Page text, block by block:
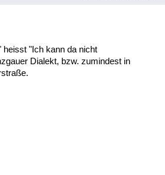
heisst "Ich kann da nicht
Dialekt, bzw. zumindest in